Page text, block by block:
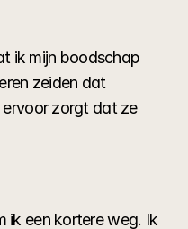
ik mijn boodschap
zeiden dat
ervoor zorgt dat ze
ik een kortere weg. Ik